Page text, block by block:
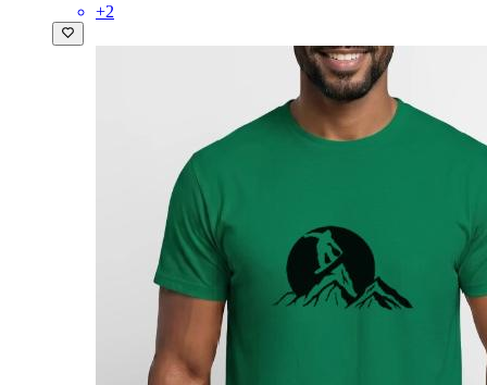
+2